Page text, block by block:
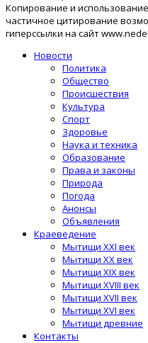
Копирование и
частичное цитирование
гиперссылки на сайт
Новости
Политика
Общество
Происшествия
Культура
Спорт
Здоровье
Наука и техника
Образование
Права и законы
Природа
Погода
Анонсы
Объявления
Краеведение
Мытищи XXI век
Мытищи XX век
Мытищи XIX век
Мытищи XVIII век
Мытищи XVII век
Мытищи XVI век
Мытищи древние
Контакты